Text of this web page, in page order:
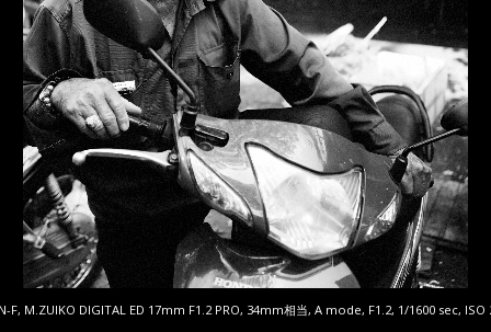
F, M.ZUIKO DIGITAL ED 17mm F1.2 PRO, 34mm相当, A mode, F1.2, 1/1600 sec, ISO